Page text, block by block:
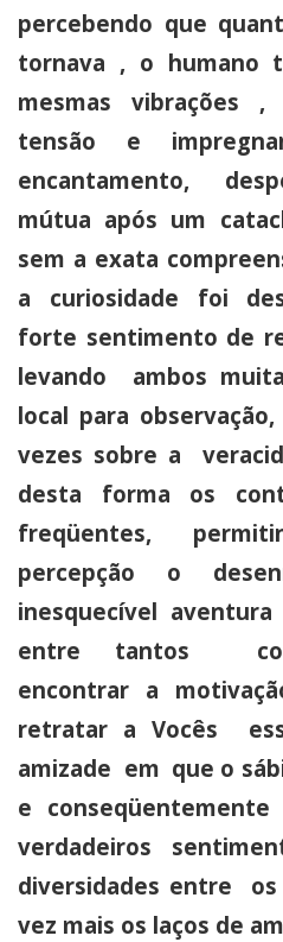
percebendo que
tornava , o humano
mesmas vibrações
tensão e
encantamento,
mútua após um
sem a exata
a curiosidade foi
forte sentimento de
levando ambos
local para
vezes sobre a
desta forma os
freqüentes,
percepção o
inesquecível
entre tantos
encontrar a
retratar a Vocês
amizade em que o
e
verdadeiros
diversidades entre os
vez mais os laços de